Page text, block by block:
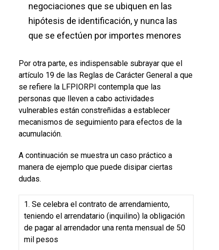
negociaciones que se ubiquen en las
hipótesis de identificación, y nunca las
que se efectúen por importes menores
Por otra parte, es indispensable subrayar que el
artículo 19 de las Reglas de Carácter General a que
se refiere la LFPIORPI contempla que las
personas que lleven a cabo actividades
vulnerables están constreñidas a establecer
mecanismos de seguimiento para efectos de la
acumulación.
A continuación se muestra un caso práctico a
manera de ejemplo que puede disipar ciertas
dudas.
1. Se celebra el contrato de arrendamiento,
teniendo el arrendatario (inquilino) la obligación
de pagar al arrendador una renta mensual de 50
mil pesos